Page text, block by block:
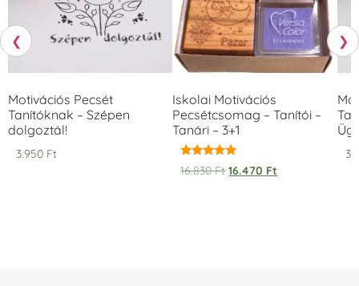
❮
Motivációs Pecsét
Tanítóknak – Szépen
dolgoztál!
3.950 Ft
Iskolai Motivációs
Pecsétcsomag – Tanítói –
Tanári – 3+1
Értékelés:
5.00
16.830Ft 16.470 Ft
❯